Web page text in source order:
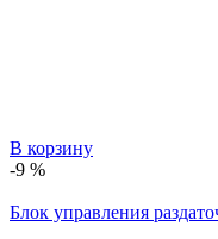
В корзину
-9 %
Блок управления